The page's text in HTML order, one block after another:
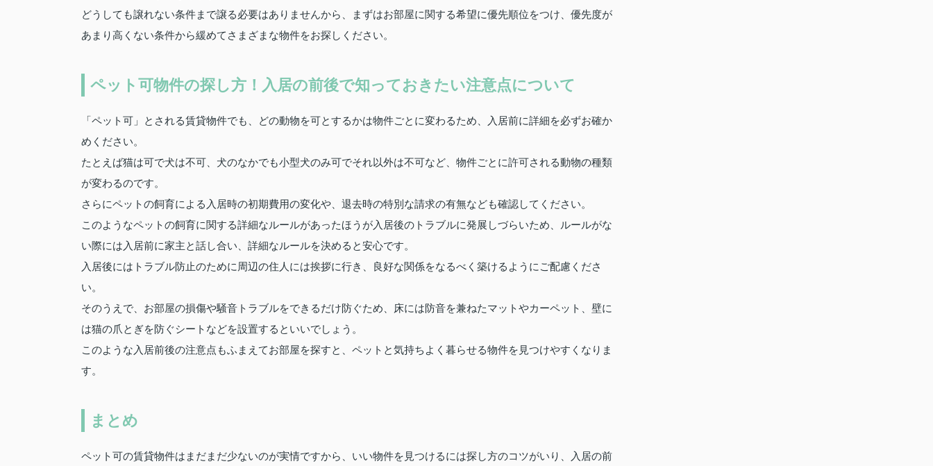
どうしても譲れない条件まで譲る必要はありませんから、まずはお部屋に関する希望に優先順位をつけ、優先度が
あまり高くない条件から緩めてさまざまな物件をお探しください。
ペット可物件の探し方！入居の前後で知っておきたい注意点について
「ペット可」とされる賃貸物件でも、どの動物を可とするかは物件ごとに変わるため、入居前に詳細を必ずお確か
めください。
たとえば猫は可で犬は不可、犬のなかでも小型犬のみ可でそれ以外は不可など、物件ごとに許可される動物の種類
が変わるのです。
さらにペットの飼育による入居時の初期費用の変化や、退去時の特別な請求の有無なども確認してください。
このようなペットの飼育に関する詳細なルールがあったほうが入居後のトラブルに発展しづらいため、ルールがな
い際には入居前に家主と話し合い、詳細なルールを決めると安心です。
入居後にはトラブル防止のために周辺の住人には挨拶に行き、良好な関係をなるべく築けるようにご配慮くださ
い。
そのうえで、お部屋の損傷や騒音トラブルをできるだけ防ぐため、床には防音を兼ねたマットやカーペット、壁に
は猫の爪とぎを防ぐシートなどを設置するといいでしょう。
このような入居前後の注意点もふまえてお部屋を探すと、ペットと気持ちよく暮らせる物件を見つけやすくなりま
す。
まとめ
ペット可の賃貸物件はまだまだ少ないのが実情ですから、いい物件を見つけるには探し方のコツがいり、入居の前